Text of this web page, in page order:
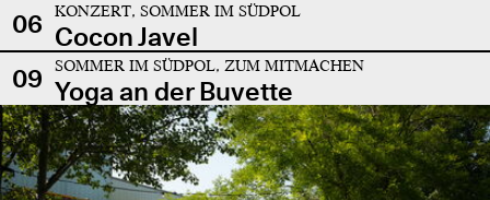
06 KONZERT, SOMMER IM SÜDPOL
Cocon Javel
09
SOMMER IM SÜDPOL, ZUM MITMACHEN
Yoga an der Buvette